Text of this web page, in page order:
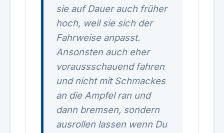
sie auf Dauer auch früher
hoch, weil sie sich der
Fahrweise anpasst.
Ansonsten auch eher
voraussschauend fahren
und nicht mit Schmackes
an die Ampfel ran und
dann bremsen, sondern
ausrollen lassen wenn Du